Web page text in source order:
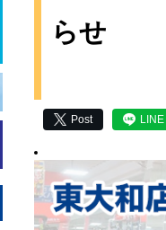
らせ
Post LINE